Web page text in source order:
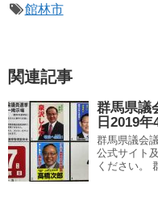
館林市
関連記事
群馬県議
日2019
群馬県議会
公式サイト
ください。